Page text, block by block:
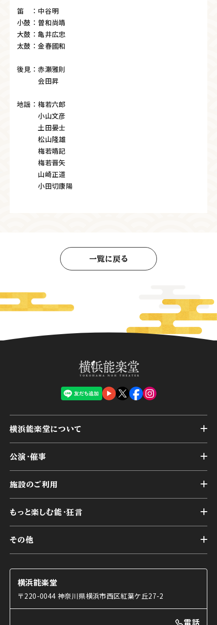
笛 ：中谷明
小鼓：曽和尚靖
大鼓：亀井広忠
太鼓：金春國和
後見：赤瀬雅則
会田昇
地謡：梅若六郎
小山文彦
土田晏士
松山隆雄
梅若靖記
梅若晋矢
山崎正道
小田切康陽
一覧に戻る
横浜能楽堂について
横浜能楽堂が取り組んだ事業
能舞台の歴史と特徴
様々なお客様に向けて
本舞台座席
交通アクセス
公演・催事
アーカイブ
施設のご利用
第二舞台
研修室
楽屋
ご利用の流れ
利用料金表
もっと楽しむ能・狂言
能舞台と演じ手
使用する道具
能・狂言の曲目説明
その他
コラム
OTABISHO
横浜能楽堂
〒220-0044 神奈川県横浜市西区紅葉ケ丘27-2
電話